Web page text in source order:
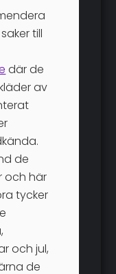
till
där de
av
de
och här
tycker
och jul,
de